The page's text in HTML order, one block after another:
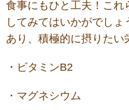
食事にもひと工夫！これ
してみてはいかがでし
あり、積極的に摂りたい
・ビタミンB2
・マグネシウム